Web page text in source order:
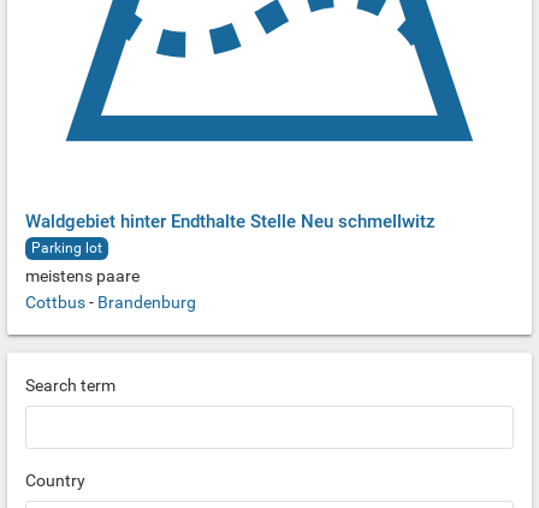
Waldgebiet hinter Endthalte Stelle Neu schmellwitz
Parking lot
meistens paare
Cottbus- Brandenburg
Search term
Country